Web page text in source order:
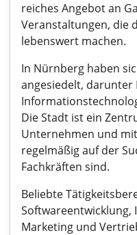
reiches Angebot an
Veranstaltungen, die
lebenswert machen.
In Nürnberg haben
angesiedelt, darunter
Die Stadt ist ein
Unternehmen und
regelmäßig auf der
Fachkräften sind.
Beliebte
Softwareentwicklung,
Marketing und